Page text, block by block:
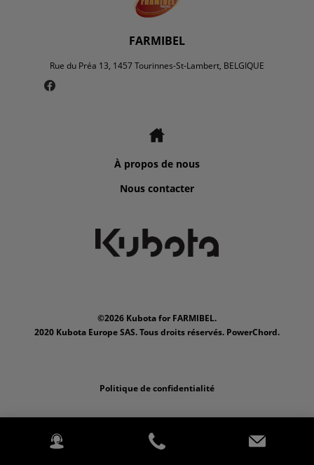
FARMIBEL
Rue du Préa 13, 1457 Tourinnes-St-Lambert, BELGIQUE
À propos de nous
Nous contacter
©2026 Kubota for FARMIBEL.
2020 Kubota Europe SAS. Tous droits réservés. PowerChord.
Politique de confidentialité